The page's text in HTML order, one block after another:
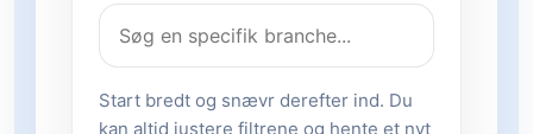
Start bredt og snævr derefter ind. Du
kan altid justere filtrene og hente et nyt